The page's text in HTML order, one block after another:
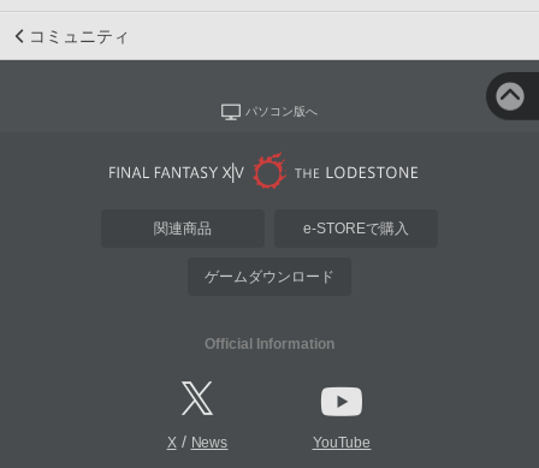
コミュニティ
パソコン版へ
関連商品 e-STOREで購入
ゲームダウンロード
Official Information
X/ News YouTube